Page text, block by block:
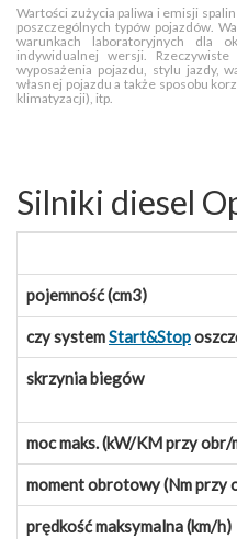
Wartości zużycia paliwa i emisji
poszczególnych typów pojazdów.
warunkach laboratoryjnych dla
indywidualnej wersji.
wyposażenia pojazdu, stylu jazdy,
własnej pojazdu a także sposobu
klimatyzacji), itp.
Silniki diesel
pojemność (cm3)
czy systemStart&Stop
skrzynia biegów
moc maks. (kW/KM przy obr/
moment obrotowy (Nm przy
prędkość maksymalna (km/h)